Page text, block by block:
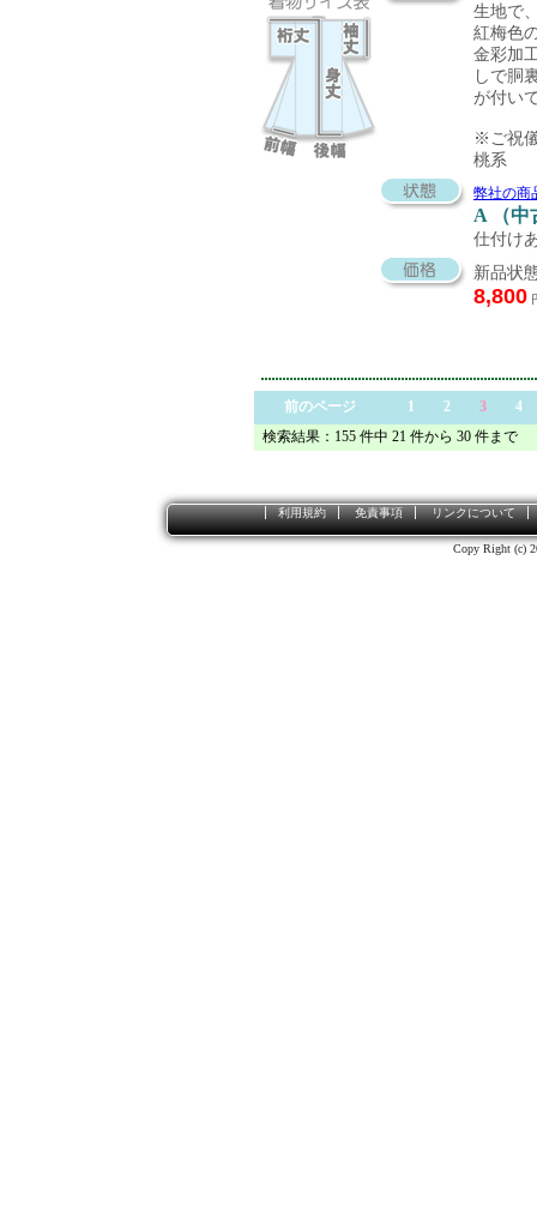
生地で
紅梅色
金彩加
しで胴
が付い
※ご祝
桃系
弊社の商
A （中
仕付け
新品状
8,800
前のページ 1 2 3
4
検索結果：155 件中 21 件から 30 件まで
利用規約 免責事項 リンクについて
Copy Right (c)